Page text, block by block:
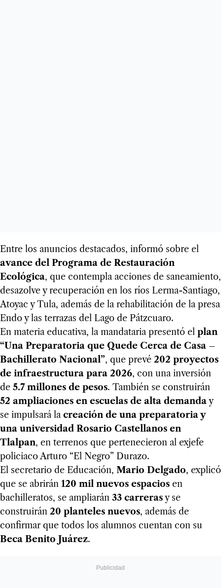
Entre los anuncios destacados, informó sobre el
avance del Programa de Restauración
Ecológica, que contempla acciones de saneamiento,
desazolve y recuperación en los ríos Lerma-Santiago,
Atoyac y Tula, además de la rehabilitación de la presa
Endo y las terrazas del Lago de Pátzcuaro.
En materia educativa, la mandataria presentó el plan
“Una Preparatoria que Quede Cerca de Casa –
Bachillerato Nacional”, que prevé 202 proyectos
de infraestructura para 2026, con una inversión
de 5.7 millones de pesos. También se construirán
52 ampliaciones en escuelas de alta demanday
se impulsará la creación de una preparatoria y
una universidad Rosario Castellanos en
Tlalpan, en terrenos que pertenecieron al exjefe
policiaco Arturo “El Negro” Durazo.
El secretario de Educación, Mario Delgado, explicó
que se abrirán 120 mil nuevos espacios en
bachilleratos, se ampliarán 33 carrerasy se
construirán 20 planteles nuevos, además de
confirmar que todos los alumnos cuentan con su
Beca Benito Juárez.